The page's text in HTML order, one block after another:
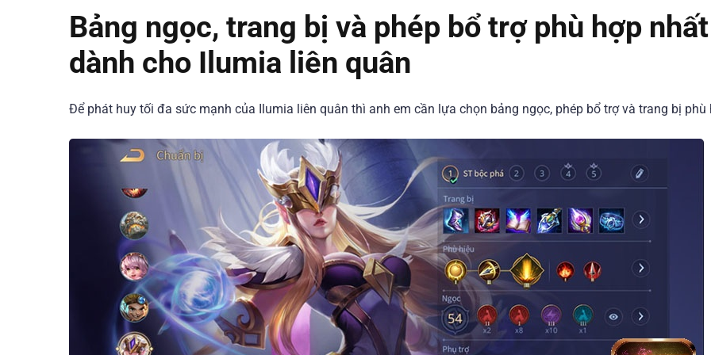
Bảng ngọc, trang bị và phép bổ trợ phù hợp nhất
dành cho Ilumia liên quân
Để phát huy tối đa sức mạnh của Ilumia liên quân thì anh em cần lựa chọn bảng ngọc, phép bổ trợ và trang bị phù